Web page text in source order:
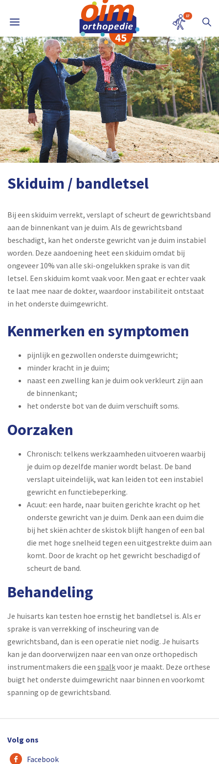
17
Skiduim / bandletsel
Bij een skiduim verrekt, verslapt of scheurt de gewrichtsband
aan de binnenkant van je duim. Als de gewrichtsband
beschadigt, kan het onderste gewricht van je duim instabiel
worden. Deze aandoening heet een skiduim omdat bij
ongeveer 10% van alle ski-ongelukken sprake is van dit
letsel. Een skiduim komt vaak voor. Men gaat er echter vaak
te laat mee naar de dokter, waardoor instabiliteit ontstaat
in het onderste duimgewricht.
Kenmerken en symptomen
pijnlijk en gezwollen onderste duimgewricht;
minder kracht in je duim;
naast een zwelling kan je duim ook verkleurt zijn aan
de binnenkant;
het onderste bot van de duim verschuift soms.
Oorzaken
Chronisch: telkens werkzaamheden uitvoeren waarbij
je duim op dezelfde manier wordt belast. De band
verslapt uiteindelijk, wat kan leiden tot een instabiel
gewricht en functiebeperking.
Acuut: een harde, naar buiten gerichte kracht op het
onderste gewricht van je duim. Denk aan een duim die
bij het skiën achter de skistok blijft hangen of een bal
die met hoge snelheid tegen een uitgestrekte duim aan
komt. Door de kracht op het gewricht beschadigd of
scheurt de band.
Behandeling
Je huisarts kan testen hoe ernstig het bandletsel is. Als er
sprake is van verrekking of inscheuring van de
gewrichtsband, dan is een operatie niet nodig. Je huisarts
kan je dan doorverwijzen naar een van onze orthopedisch
instrumentmakers die een spalkvoor je maakt. Deze orthese
buigt het onderste duimgewricht naar binnen en voorkomt
spanning op de gewrichtsband.
Volg ons
Facebook